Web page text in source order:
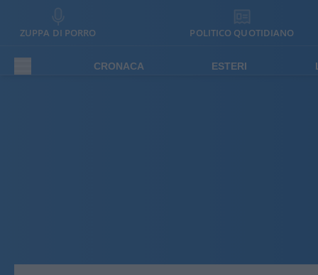
ZUPPA DI PORRO POLITICO QUOTIDIANO
CRONACA ESTERI